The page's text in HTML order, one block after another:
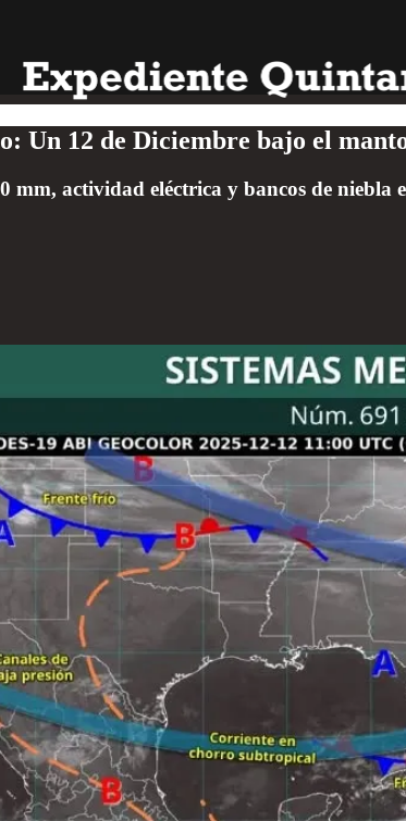
Un 12 de Diciembre bajo el
mm, actividad eléctrica y bancos de niebla